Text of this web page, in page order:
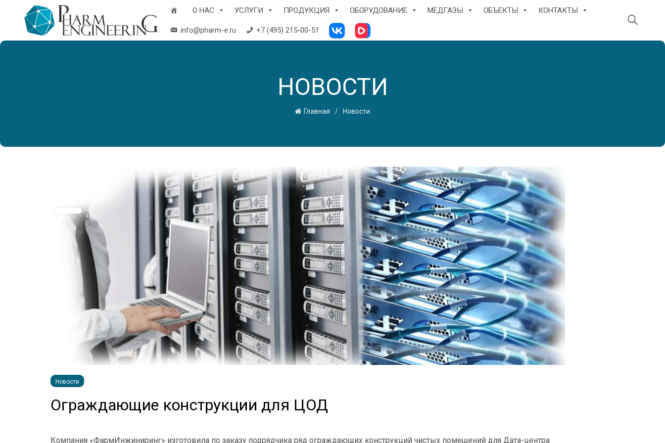
О НАС УСЛУГИ ПРОДУКЦИЯ ОБОРУДОВАНИЕ МЕДГАЗЫ ОБЪЕКТЫ КОНТАКТЫ
info@pharm-e.ru +7 (495) 215-00-51
НОВОСТИ
Главная Новости
Новости
Ограждающие конструкции для ЦОД
Компания «ФармИнжиниринг» изготовила по заказу подрядчика ряд ограждающих конструкций чистых помещений для Дата-центра